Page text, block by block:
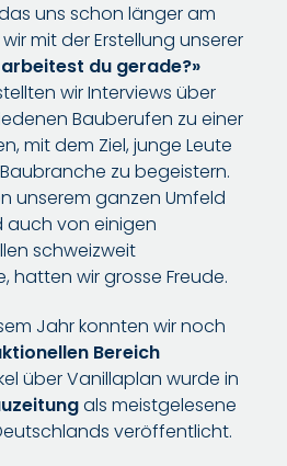
uns schon länger am
mit der Erstellung unserer
du gerade?»
wir Interviews über
Bauberufen zu einer
mit dem Ziel, junge Leute
zu begeistern.
unserem ganzen Umfeld
auch von einigen
schweizweit
hatten wir grosse Freude.
Jahr konnten wir noch
Bereich
über Vanillaplan wurde in
als meistgelesene
veröffentlicht.